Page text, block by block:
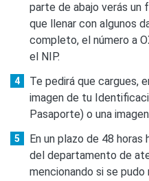
parte de abajo verás un
que llenar con algunos
completo, el número a
el NIP.
Te pedirá que cargues,
imagen de tu
Pasaporte) o una
En un plazo de 48 horas
del departamento de
mencionando si se